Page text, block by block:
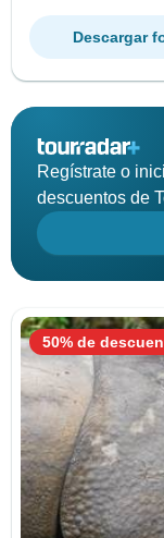
Descargar
Regístrate o
descuentos de
50% de